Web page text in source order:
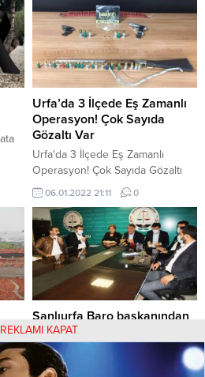
Urfa’da 3 İlçede Eş Zamanlı
Operasyon! Çok Sayıda
Gözaltı Var
Urfa'da 3 İlçede Eş Zamanlı
Operasyon! Çok Sayıda Gözaltı
Var 06.01.2022 21:11 0
Şanlıurfa Baro başkanından
taciz iddialarına cevap
Şanlıurfa Barosu Başkanı
Abdullah Öncel, hakkında çıkan
REKLAMI KAPAT